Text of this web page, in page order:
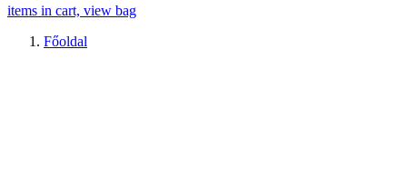
items in cart, view bag
Főoldal